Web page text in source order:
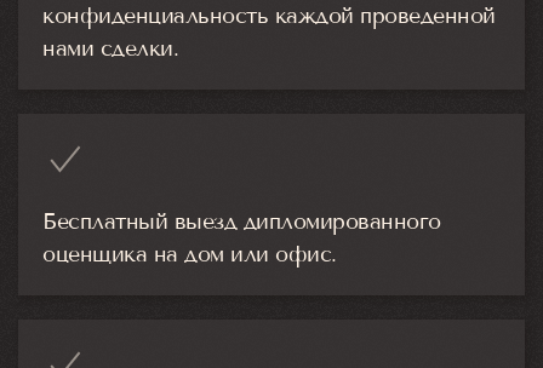
конфиденциальность каждой проведенной
нами сделки.
Бесплатный выезд дипломированного
оценщика на дом или офис.